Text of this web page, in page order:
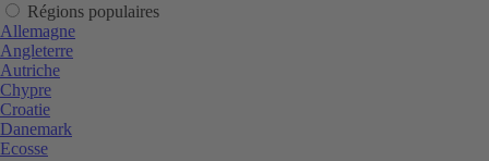
Régions populaires
Allemagne
Angleterre
Autriche
Chypre
Croatie
Danemark
Ecosse